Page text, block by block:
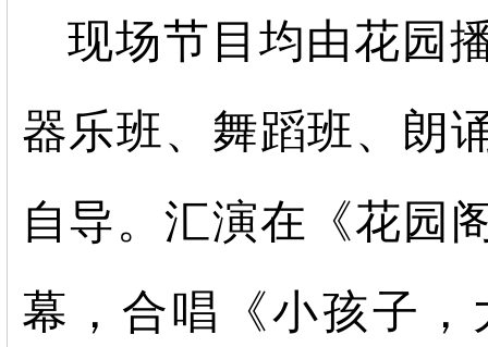
现场节目均由花园
器乐班、舞蹈班、朗
自导。汇演在《花园
幕，合唱《小孩子